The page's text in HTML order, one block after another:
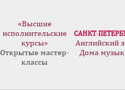
«Высшие
исполнительские
курсы»
Открытые мастер-
классы
САНКТ-
Английский
Дома